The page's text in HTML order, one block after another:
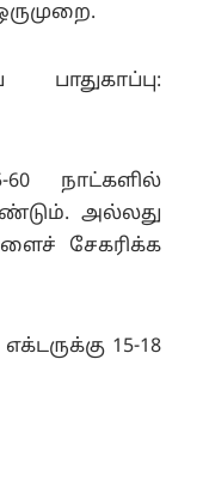
நாட்களில்
அல்லது
சேகரிக்க
15-18